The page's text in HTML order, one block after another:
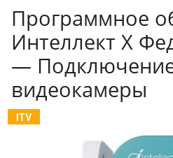
Программное
Интеллект X
—
видеокамеры
ITV